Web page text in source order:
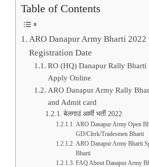
Table of Contents
ARO Danapur Army Bharti 2022
Registration Date
RO (HQ) Danapur Rally
Apply Online
ARO Danapur Army Rally
and Admit card
बेलगाउं आर्मी भर्ती 2022
ARO Danapur Army Open
GD/Clerk/Tradesmen Bharti
ARO Danapur Army Bharti
Bharti
FAQ About Danapur Army